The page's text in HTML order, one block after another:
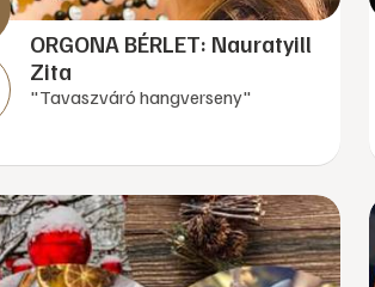
ORGONA BÉRLET: Nauratyill
Zita
"Tavaszváró hangverseny"